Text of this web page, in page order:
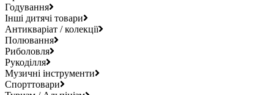
Годування
Інші дитячі товари
Антикваріат / колекції
Полювання
Риболовля
Рукоділля
Музичні інструменти
Спорттовари